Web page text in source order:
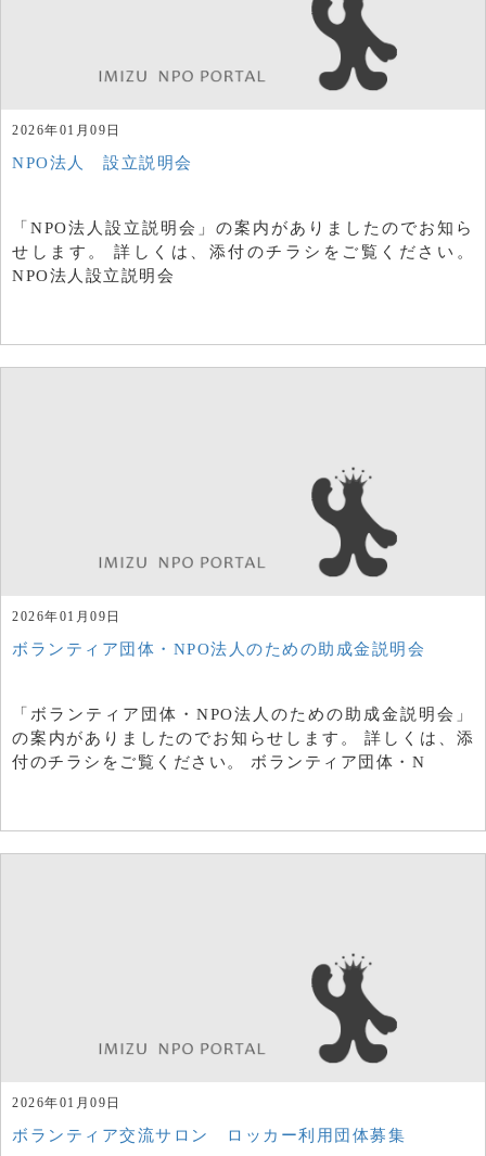
2026年01月09日
NPO法人 設立説明会
「NPO法人設立説明会」の案内がありましたのでお知ら
せします。 詳しくは、添付のチラシをご覧ください。
NPO法人設立説明会
2026年01月09日
ボランティア団体・NPO法人のための助成金説明会
「ボランティア団体・NPO法人のための助成金説明会」
の案内がありましたのでお知らせします。 詳しくは、添
付のチラシをご覧ください。 ボランティア団体・N
2026年01月09日
ボランティア交流サロン ロッカー利用団体募集